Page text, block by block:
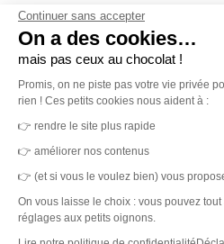
Prestataires de service
Pilotage des données
Catalogue
Clients
À propos
Continuer sans accepter
On a des cookies…
mais pas ceux au chocolat !
Promis, on ne piste pas votre vie privée
rien ! Ces petits cookies nous aident à :
👉 rendre le site plus rapide
👉 améliorer nos contenus
👉 (et si vous le voulez bien) vous
On vous laisse le choix : vous pouvez
réglages aux petits oignons.